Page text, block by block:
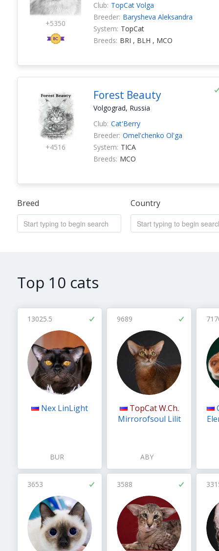
+5350
Club: TopCat Volga
Breeder: Barysheva Aleksandra
System: TopCat
Breeds: BRI , BLH , MCO
+4516
Forest Beauty
Volgograd, Russia
Club: Cat'Berry
Breeder: Omel'chenko Ol'ga
System: TICA
Breeds: MCO
Breed Country
Top 10 cats
13025.5
Nex LinLight
BUR
9689
TopCat W.Ch.
Mirrorofsoul Lilit
ABY
3653 3588